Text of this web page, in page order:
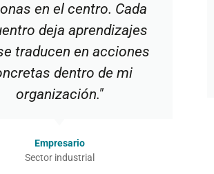
en el centro. Cada
deja aprendizajes
traducen en acciones
dentro de mi
organización."
Empresario
Sector industrial